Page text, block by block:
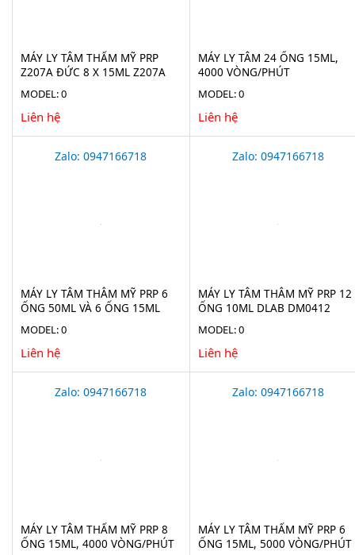
MÁY LY TÂM THẨM MỸ PRP
Z207A ĐỨC 8 X 15ML Z207A
MODEL: 0
Liên hệ
MÁY LY TÂM 24 ỐNG 15ML,
4000 VÒNG/PHÚT
MODEL: 0
Liên hệ
Zalo: 0947166718
MÁY LY TÂM THẪM MỸ PRP 6
ỐNG 50ML VÀ 6 ỐNG 15ML
MODEL: 0
Liên hệ
Zalo: 0947166718
MÁY LY TÂM THẪM MỸ PRP 12
ỐNG 10ML DLAB DM0412
MODEL: 0
Liên hệ
Zalo: 0947166718
MÁY LY TÂM THẨM MỸ PRP 8
ỐNG 15ML, 4000 VÒNG/PHÚT
Zalo: 0947166718
MÁY LY TÂM THẨM MỸ PRP 6
ỐNG 15ML, 5000 VÒNG/PHÚT